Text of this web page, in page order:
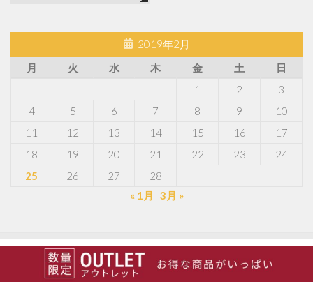
2019年2月
月
火 水 木 金 土
日
1
2
3
4
5 6 7 8 9
10
11
12 13 14 15 16
17
18
19 20 21 22 23
24
25
26 27
28
« 1月
3月 »